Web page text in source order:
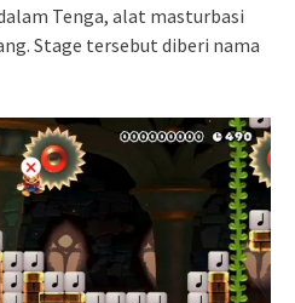
Tenga, alat masturbasi
Stage tersebut diberi nama